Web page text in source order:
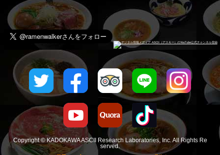
Copyright © KADOKAWA ASCII Research Laboratories, Inc. All Rights Re
served.